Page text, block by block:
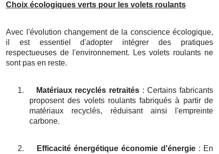
Choix écologiques verts pour les volets roulants
Avec l'évolution changement de la conscience écologique,
il est essentiel d'adopter intégrer des pratiques
respectueuses de l'environnement. Les volets roulants ne
sont pas en reste.
1. Matériaux recyclés retraités : Certains fabricants
proposent des volets roulants fabriqués à partir de
matériaux recyclés, réduisant ainsi l'empreinte
carbone.
2. Efficacité énergétique économie d'énergie: En